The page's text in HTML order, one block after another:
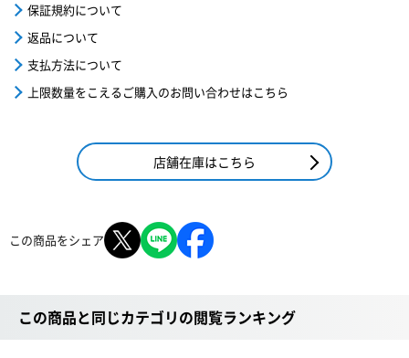
保証規約について
返品について
支払方法について
上限数量をこえるご購入のお問い合わせはこちら
店舗在庫はこちら
この商品をシェア
この商品と同じカテゴリの閲覧ランキング